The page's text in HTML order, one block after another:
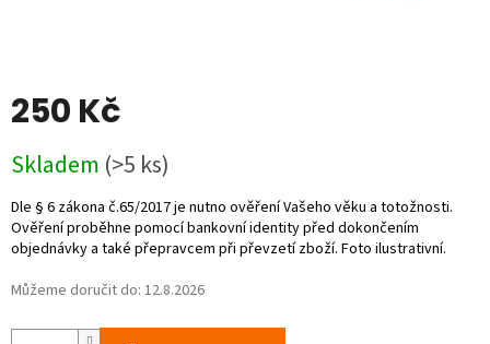
250 Kč
cena:
Skladem (>5 ks)
Můžeme doručit do: 12.8.2026